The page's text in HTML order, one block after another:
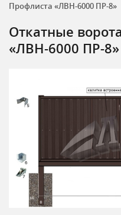
Профлиста «ЛВН-6000 ПР-8»
Откатные
«ЛВН-6000 ПР-8»